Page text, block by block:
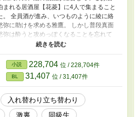
まれる居酒屋【花菱】に4人で集まること
。 全員酒が進み、いつものように綾に絡
弥に助けを求める雅鷹。 しかし普段真面
弥は酔うと攻めっぽくなることを忘れて
われてしまう。 それを止めるわけでもな
れて愛撫されている雅鷹へ近付き、「も
しめよ」と目隠しをし、タイマーで1分間
挿入されているのか当てるゲームを始め
小説 228,704 位 / 228,704件
BL 31,407 位 / 31,407件
入れ替わり立ち替わり
激裏 同級生